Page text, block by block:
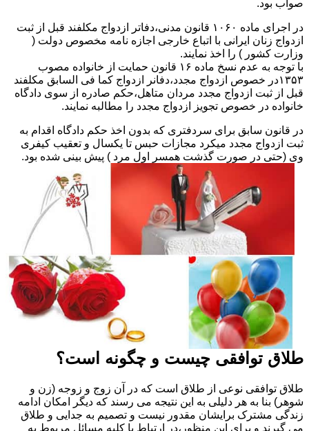
صواب بود.
در اجرای ماده ۱۰۶۰ قانون مدنی،دفاتر ازدواج مکلفند قبل از ثبت
ازدواج زنان ایرانی با اتباع خارجی اجازه نامه مخصوص دولت (
وزارت کشور ) را اخذ نمایند.
با توجه به عدم نسخ ماده ۱۶ قانون حمایت از خانواده مصوب
۱۳۵۳در خصوص ازدواج مجدد،دفانر ازدواج کما فی السابق مکلفند
قبل از ثبت ازدواج مجدد مردان متاهل،حکم صادره از سوی دادگاه
خانواده در خصوص تجویز ازدواج مجدد را مطالبه نمایند.
در قانون سابق برای سردفتری که بدون اخذ حکم دادگاه اقدام به
ثبت ازدواج مجدد میکرد مجازات حبس تا یکسال و تعقیب کیفری
وی (حتی در صورت گذشت همسر اول مرد ) پیش بینی شده بود.
طلاق توافقی چیست و چگونه است؟
طلاق توافقی نوعی از طلاق است که در آن زوج و زوجه (زن و
شوهر) بنا به هر دلیلی به این نتیجه می رسند که دیگر امکان ادامه
زندگی مشترک برایشان مقدور نیست و تصمیم به جدایی و طلاق
می گیرند و برای این منظور،در ارتباط با کلیه مسائل مربوط به